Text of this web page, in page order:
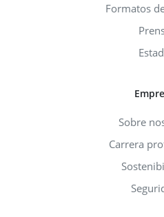
Formatos
Sobre
Carrera